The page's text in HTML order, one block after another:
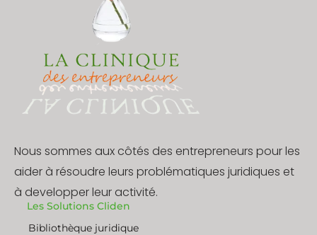
Nous sommes aux côtés des entrepreneurs pour les
aider à résoudre leurs problématiques juridiques et
à developper leur activité.
Les Solutions Cliden
Bibliothèque juridique